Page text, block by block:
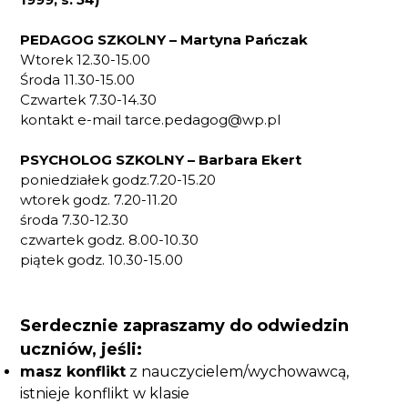
PEDAGOG SZKOLNY – Martyna Pańczak
Wtorek 12.30-15.00
Środa 11.30-15.00
Czwartek 7.30-14.30
kontakt e-mail tarce.pedagog@wp.pl
PSYCHOLOG SZKOLNY – Barbara Ekert
poniedziałek godz.7.20-15.20
wtorek godz. 7.20-11.20
środa 7.30-12.30
czwartek godz. 8.00-10.30
piątek godz. 10.30-15.00
Serdecznie zapraszamy do odwiedzin
uczniów, jeśli:
masz konflikt z nauczycielem/wychowawcą,
istnieje konflikt w klasie